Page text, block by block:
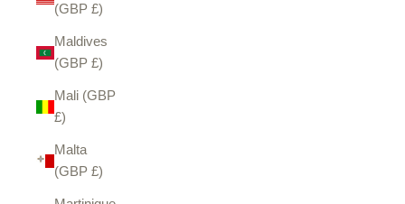
(GBP £)
Maldives
(GBP £)
Mali (GBP
£)
Malta
(GBP £)